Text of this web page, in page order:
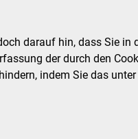
darauf hin, dass Sie in
der durch den
indem Sie das